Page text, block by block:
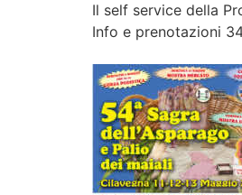
Il self service della
Info e prenotazioni